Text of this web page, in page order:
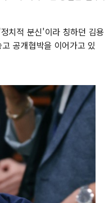
치적 분신'이라 칭하던 김용
공개협박을 이어가고 있